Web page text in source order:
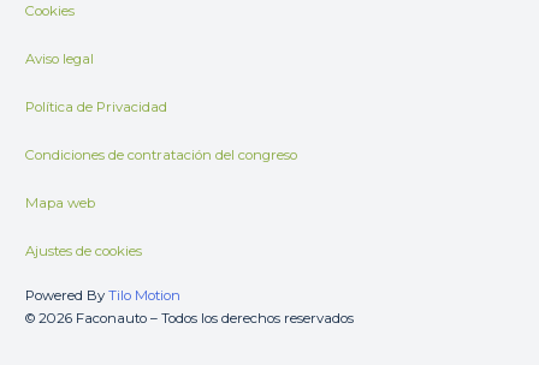
Powered By Tilo Motion
© 2026 Faconauto – Todos los derechos reservados
Cookies
Aviso legal
Política de Privacidad
Condiciones de contratación del congreso
Mapa web
Ajustes de cookies